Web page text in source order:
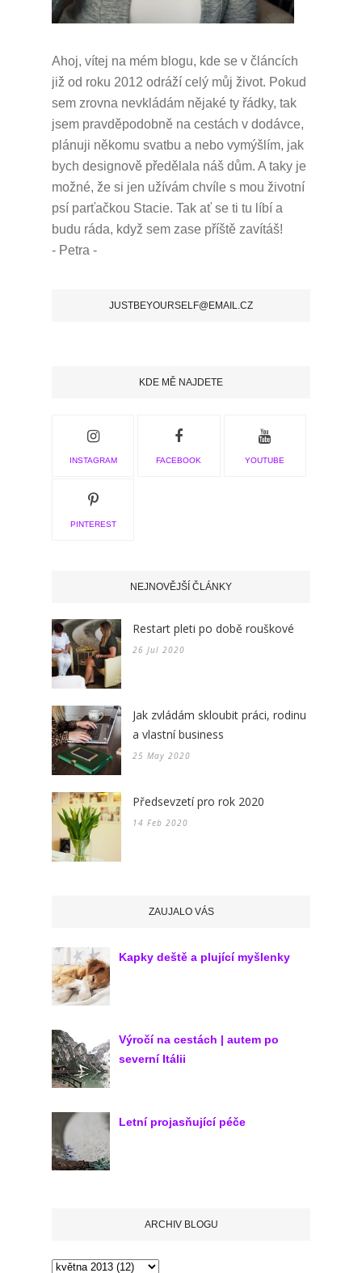
Ahoj, vítej na mém blogu, kde se v článcích
již od roku 2012 odráží celý můj život. Pokud
sem zrovna nevkládám nějaké ty řádky, tak
jsem pravděpodobně na cestách v dodávce,
plánuji někomu svatbu a nebo vymýšlím, jak
bych designově předělala náš dům. A taky je
možné, že si jen užívám chvíle s mou životní
psí parťačkou Stacie. Tak ať se ti tu líbí a
budu ráda, když sem zase příště zavítáš!
- Petra -
JUSTBEYOURSELF@EMAIL.CZ
KDE MĚ NAJDETE
INSTAGRAM FACEBOOK YOUTUBE
PINTEREST
NEJNOVĚJŠÍ ČLÁNKY
Restart pleti po době rouškové
26 Jul 2020
Jak zvládám skloubit práci, rodinu
a vlastní business
25 May 2020
Předsevzetí pro rok 2020
14 Feb 2020
ZAUJALO VÁS
Kapky deště a plující myšlenky
Výročí na cestách | autem po
severní Itálii
Letní projasňující péče
ARCHIV BLOGU